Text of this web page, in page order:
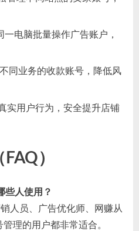
一电脑批量操作广告账户，
不同业务的收款账号，降低风
实用户行为，安全提升店铺
）
人使用？
人员、广告优化师、网赚从
理的用户都非常适合。